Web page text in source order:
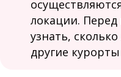
локации. Перед
узнать,
другие